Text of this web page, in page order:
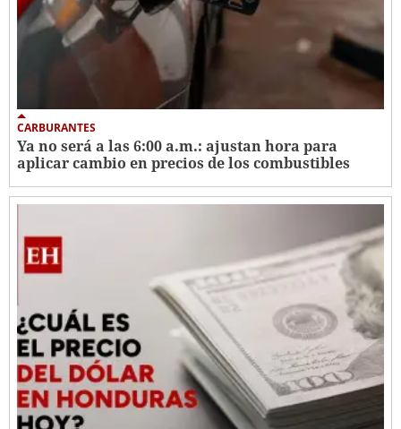
CARBURANTES
Ya no será a las 6:00 a.m.: ajustan hora para
aplicar cambio en precios de los combustibles